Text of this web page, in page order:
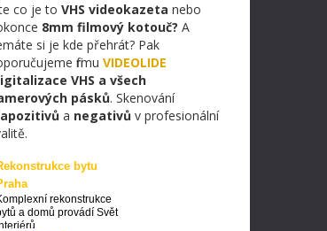
co je to VHS videokazeta nebo
8mm filmový kotouč? A
si je kde přehrát? Pak
firmu VIDEOLIDE
VHS a všech
pásků. Skenování
a negativů v profesionální
bytu
rekonstrukce
a domů provádí Svět